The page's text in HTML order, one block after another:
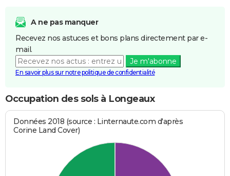
A ne pas manquer
Recevez nos astuces et bons plans directement par e-
mail.
Je m'abonne
En savoir plus sur notre politique de confidentialité
Occupation des sols à Longeaux
Données 2018 (source : Linternaute.com d'après
Corine Land Cover)